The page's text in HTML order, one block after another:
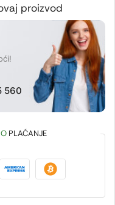
proizvod
560
PLAĆANJE